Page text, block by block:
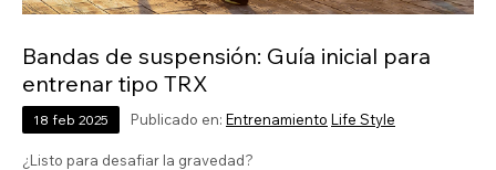
Bandas de suspensión: Guía inicial para
entrenar tipo TRX
18 feb 2025 Publicado en: Entrenamiento Life Style
¿Listo para desafiar la gravedad?